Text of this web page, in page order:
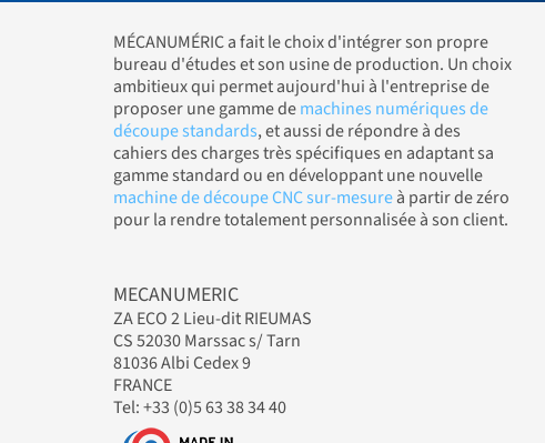
MÉCANUMÉRIC a fait le choix d'intégrer son propre
bureau d'études et son usine de production. Un choix
ambitieux qui permet aujourd'hui à l'entreprise de
proposer une gamme demachines numériques de
découpe standards, et aussi de répondre à des
cahiers des charges très spécifiques en adaptant sa
gamme standard ou en développant une nouvelle
machine de découpe CNC sur-mesureà partir de zéro
pour la rendre totalement personnalisée à son client.
MECANUMERIC
ZA ECO 2 Lieu-dit RIEUMAS
CS 52030 Marssac s/ Tarn
81036 Albi Cedex 9
FRANCE
Tel: +33 (0)5 63 38 34 40